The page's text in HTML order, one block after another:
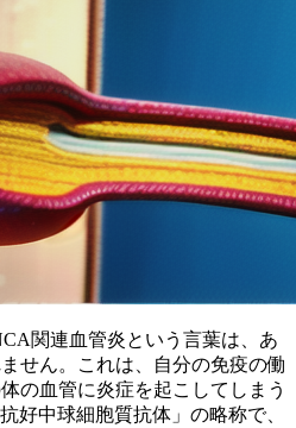
関連血管炎という言葉は、あ
せん。これは、自分の免疫の働
の血管に炎症を起こしてしまう
好中球細胞質抗体」の略称で、